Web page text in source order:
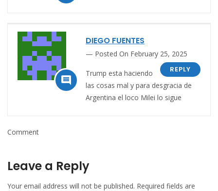

DIEGO FUENTES
Posted On February 25, 2025
REPLY
Trump esta haciendo
las cosas mal y para desgracia de
Argentina el loco Milei lo sigue
Comment
Leave a Reply
Your email address will not be published. Required fields are